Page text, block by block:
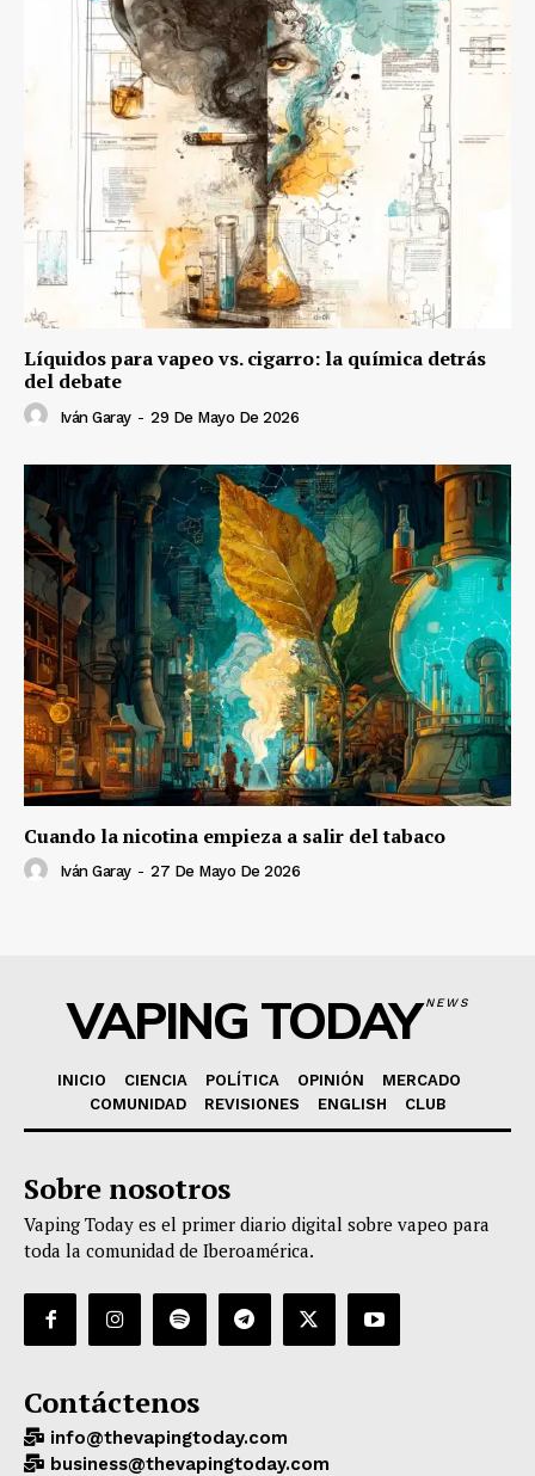
Líquidos para vapeo vs. cigarro: la química detrás
del debate
Iván Garay - 29 De Mayo De 2026
Cuando la nicotina empieza a salir del tabaco
Iván Garay - 27 De Mayo De 2026
VAPING TODAYNEWS
INICIO CIENCIA POLÍTICA OPINIÓN
MERCADO
COMUNIDAD
REVISIONES ENGLISH CLUB
Sobre nosotros
Vaping Today es el primer diario digital sobre vapeo para
toda la comunidad de Iberoamérica.
Contáctenos
info@thevapingtoday.com
business@thevapingtoday.com